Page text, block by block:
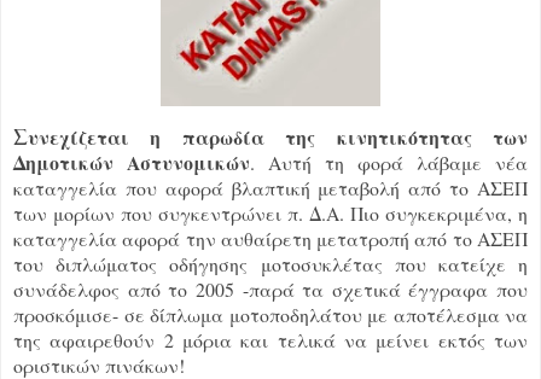
Συνεχίζεται η παρωδία της κινητικότητας των
Δημοτικών Αστυνομικών. Αυτή τη φορά λάβαμε νέα
καταγγελία που αφορά βλαπτική μεταβολή από το ΑΣΕΠ
των μορίων που συγκεντρώνει π. Δ.Α. Πιο συγκεκριμένα, η
καταγγελία αφορά την αυθαίρετη μετατροπή από το ΑΣΕΠ
του διπλώματος οδήγησης μοτοσυκλέτας που κατείχε η
συνάδελφος από το 2005 -παρά τα σχετικά έγγραφα που
προσκόμισε- σε δίπλωμα μοτοποδηλάτου με αποτέλεσμα να
της αφαιρεθούν 2 μόρια και τελικά να μείνει εκτός των
οριστικών πινάκων!